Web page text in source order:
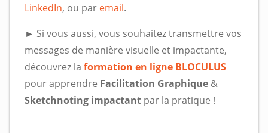
LinkedIn, ou par email.
► Si vous aussi, vous souhaitez transmettre vos
messages de manière visuelle et impactante,
découvrez la formation en ligne BLOCULUS
pour apprendre Facilitation Graphique &
Sketchnoting impactant par la pratique !